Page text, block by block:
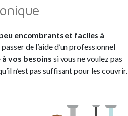
encombrants et faciles à
de l’aide d’un professionnel
vos besoins si vous ne voulez pas
n’est pas suffisant pour les couvrir.